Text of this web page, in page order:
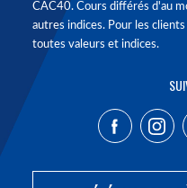
CAC40. Cours différés d'au
autres indices. Pour les
toutes valeurs et indices.